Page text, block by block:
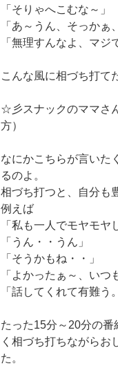
「そりゃへこむな～」
「あ～うん、そっかぁ
「無理すんなよ、マジ
こんな風に相づち打て
☆彡スナックのママさ
方）
なにかこちらが言いた
るのよ。
相づち打つと、自分も
例えば
「私も一人でモヤモヤ
「うん・・うん」
「そうかもね・・」
「よかったぁ～、いつ
「話してくれて有難う
たった15分～20分の
く相づち打ちながらお
た。